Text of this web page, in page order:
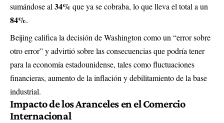
sumándose al 34% que ya se cobraba, lo que lleva el total a un
84%.
Beijing califica la decisión de Washington como un “error sobre
otro error” y advirtió sobre las consecuencias que podría tener
para la economía estadounidense, tales como fluctuaciones
financieras, aumento de la inflación y debilitamiento de la base
industrial.
Impacto de los Aranceles en el Comercio
Internacional